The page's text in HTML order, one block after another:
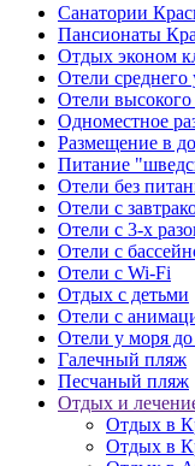
Санатории
Пансионаты
Отдых эконом
Отели среднего
Отели высокого
Одноместное
Размещение в
Питание
Отели без
Отели c
Отели c 3-х
Отели с
Отели с Wi-Fi
Отдых с детьми
Отели с
Отели у моря
Галечный пляж
Песчаный пляж
Отдых и
Отдых в
Отдых в